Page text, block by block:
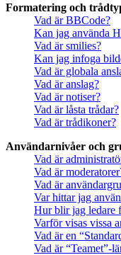
Formatering och
Vad är BBCode?
Kan jag använda
Vad är smilies?
Kan jag infoga
Vad är globala
Vad är anslag?
Vad är notiser?
Vad är låsta trådar?
Vad är trådikoner?
Användarnivåer och
Vad är
Vad är
Vad är
Var hittar jag
Hur blir jag ledare
Varför visas vissa
Vad är en
Vad är “Teamet”-